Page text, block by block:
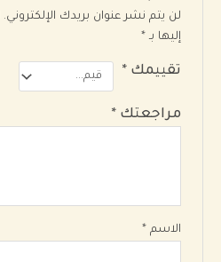
لن يتم نشر عنوان بريدك الإلكتروني.
إليها بـ *
تقييمك*
مراجعتك*
الاسم *